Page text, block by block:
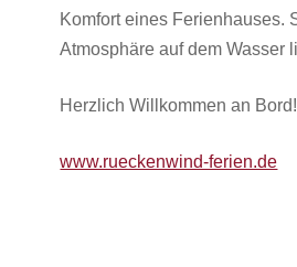
Komfort eines Ferienhauses.
Atmosphäre auf dem
Herzlich Willkommen an Bord!
www.rueckenwind-ferien.de